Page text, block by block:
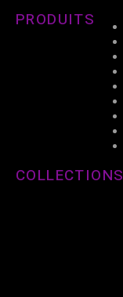
PRODUITS
COLLECTIONS